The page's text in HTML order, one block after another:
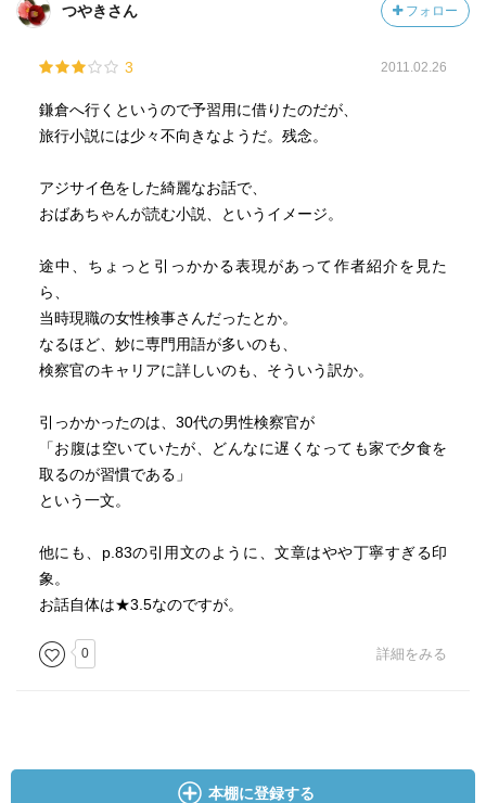
つやきさん フォロー
3 2011.02.26
鎌倉へ行くというので予習用に借りたのだが、
旅行小説には少々不向きなようだ。残念。
アジサイ色をした綺麗なお話で、
おばあちゃんが読む小説、というイメージ。
途中、ちょっと引っかかる表現があって作者紹介を見た
ら、
当時現職の女性検事さんだったとか。
なるほど、妙に専門用語が多いのも、
検察官のキャリアに詳しいのも、そういう訳か。
引っかかったのは、30代の男性検察官が
「お腹は空いていたが、どんなに遅くなっても家で夕食を
取るのが習慣である」
という一文。
他にも、p.83の引用文のように、文章はやや丁寧すぎる印
象。
お話自体は★3.5なのですが。
0 詳細をみる
本棚に登録する